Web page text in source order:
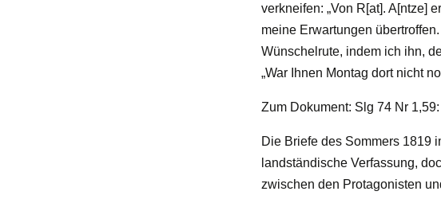
verkneifen: „Von R[at]. A[ntze]
meine Erwartungen
Wünschelrute, indem ich ihn,
„War Ihnen Montag dort nicht
Zum Dokument: Slg 74 Nr 1,59:
Die Briefe des Sommers 1819
landständische Verfassung,
zwischen den Protagonisten